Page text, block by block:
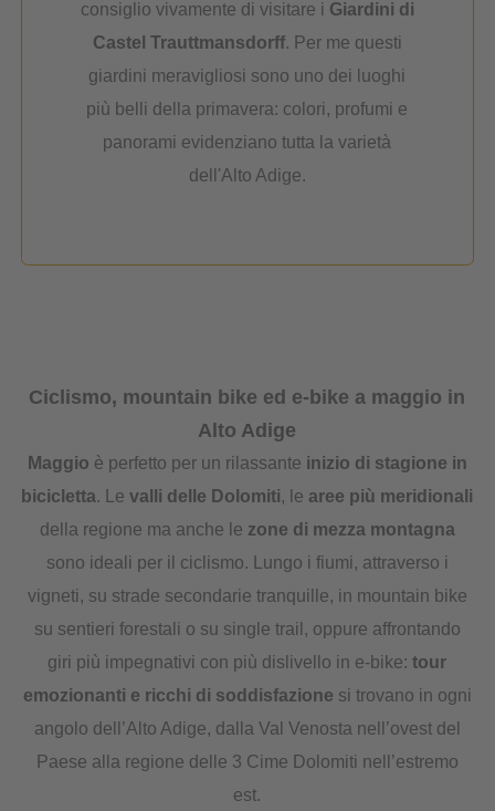
consiglio vivamente di visitare i Giardini di
Castel Trauttmansdorff. Per me questi
giardini meravigliosi sono uno dei luoghi
più belli della primavera: colori, profumi e
panorami evidenziano tutta la varietà
dell'Alto Adige.
Ciclismo, mountain bike ed e-bike a maggio in
Alto Adige
Maggio è perfetto per un rilassante inizio di stagione in
bicicletta. Levalli delle Dolomiti, le aree più meridionali
della regione ma anche le zone di mezza montagna
sono ideali per il ciclismo. Lungo i fiumi, attraverso i
vigneti, su strade secondarie tranquille, in mountain bike
su sentieri forestali o su single trail, oppure affrontando
giri più impegnativi con più dislivello in e-bike:tour
emozionanti e ricchi di soddisfazione si trovano in ogni
angolo dell’Alto Adige, dalla Val Venosta nell’ovest del
Paese alla regione delle 3 Cime Dolomiti nell’estremo
est.